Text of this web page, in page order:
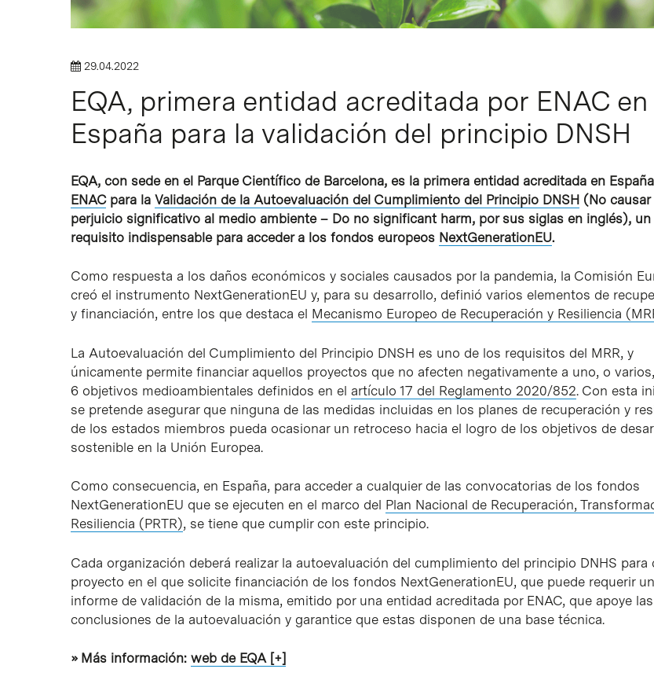
29.04.2022
EQA, primera entidad acreditada por ENAC en
España para la validación del principio DNSH
EQA, con sede en el Parque Científico de Barcelona, es la primera entidad acreditada en
ENACpara la Validación de la Autoevaluación del Cumplimiento del Principio DNSH (No causar
perjuicio significativo al medio ambiente – Do no significant harm, por sus siglas en inglés), un
requisito indispensable para acceder a los fondos europeos NextGenerationEU.
Como respuesta a los daños económicos y sociales causados por la pandemia, la Comisión
creó el instrumento NextGenerationEU y, para su desarrollo, definió varios elementos de
y financiación, entre los que destaca el Mecanismo Europeo de Recuperación y Resiliencia
La Autoevaluación del Cumplimiento del Principio DNSH es uno de los requisitos del MRR, y
únicamente permite financiar aquellos proyectos que no afecten negativamente a uno, o
6 objetivos medioambientales definidos en el artículo 17 del Reglamento 2020/852. Con esta
se pretende asegurar que ninguna de las medidas incluidas en los planes de recuperación y
de los estados miembros pueda ocasionar un retroceso hacia el logro de los objetivos de
sostenible en la Unión Europea.
Como consecuencia, en España, para acceder a cualquier de las convocatorias de los fondos
NextGenerationEU que se ejecuten en el marco del Plan Nacional de Recuperación,
Resiliencia (PRTR), se tiene que cumplir con este principio.
Cada organización deberá realizar la autoevaluación del cumplimiento del principio DNHS para
proyecto en el que solicite financiación de los fondos NextGenerationEU, que puede requerir un
informe de validación de la misma, emitido por una entidad acreditada por ENAC, que apoye las
conclusiones de la autoevaluación y garantice que estas disponen de una base técnica.
» Más información: web de EQA [+]